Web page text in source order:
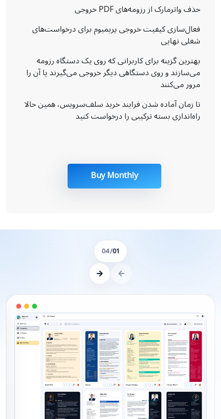
حذف واترمارک از رزومه‌های PDF خروجی
فعال‌سازی کیفیت خروجی پریمیوم برای درخواست‌های
شغلی نهایی
بهترین گزینه برای کاربرانی که روی یک دستگاه رزومه
می‌سازند و روی دستگاهی دیگر خروجی می‌گیرند یا آن را
مرور می‌کنند
تا زمان آماده شدن فرایند خرید سلف‌سرویس، همین حالا
راه‌اندازی بسته ترکیبی را درخواست کنید
Buy Monthly
01
/ 04